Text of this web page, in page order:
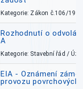
Kategorie: Zákon č.106/1999
Rozhodnutí o
A
Kategorie: Stavební řád /
EIA - Oznámení
provozu povrchových